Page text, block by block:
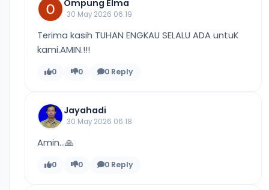
Ompung Elma
30 May 2026 06:19
Terima kasih TUHAN ENGKAU SELALU ADA untuK
kami.AMIN.!!!
0 0 0 Reply
Jayahadi
30 May 2026 06:18
Amin...🙏
0 0 0 Reply